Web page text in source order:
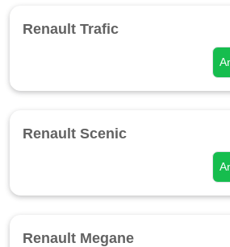
Renault Trafic
Renault Scenic
Renault Megane